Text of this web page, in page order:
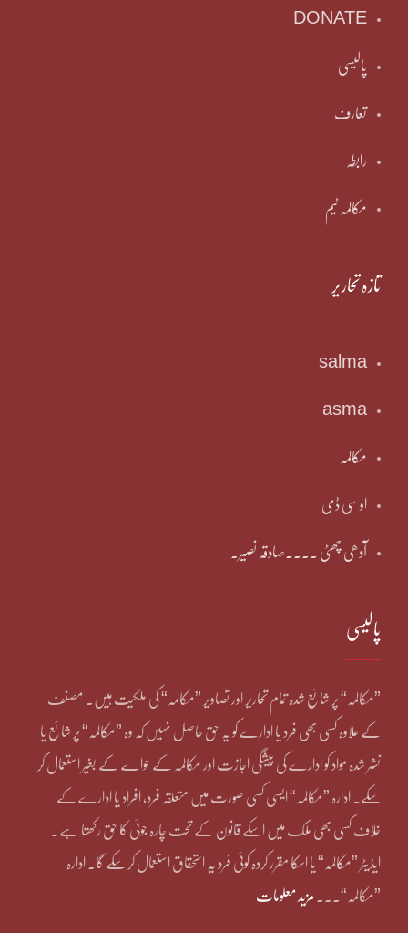
DONATE
پالیسی
تعارف
رابطہ
مکالمہ ٹیم
تازہ تحاریر
salma
asma
مکالمہ
او سی ڈی
آدھی چھٹی ۔۔۔۔صادقہ نصیر۔
پالیسی
”مکالمہ“ پر شائع شدہ تمام تحاریر اور تصاویر ”مکالمہ“ کی ملکیت ہیں۔ مصنف
کے علاوہ کسی بھی فرد یا ادارے کو یہ حق حاصل نہیں کہ وہ ”مکالمہ“ پر شائع یا
نشر شدہ مواد کو ادارے کی پیشگی اجازت اور مکالمہ کے حوالے کے بغیر استعمال کر
سکے۔ ادارہ ”مکالمہ“ ایسی کسی صورت میں متعلقہ فرد، افراد یا ادارے کے
خلاف کسی بھی ملک میں اسکے قانون کے تحت چارہ جوئی کا حق رکھتا ہے۔
ایڈیٹر ”مکالمہ“ یا اسکا مقرر کردہ کوئی فرد یہ استحقاق استعمال کر سکے گا۔ ادارہ
”مکالمہ“۔۔۔ مزید معلومات